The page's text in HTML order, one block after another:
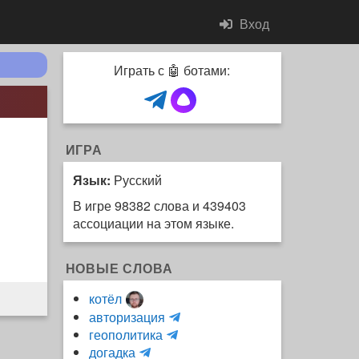
Вход
Играть с 🤖 ботами:
ИГРА
Язык: Русский
В игре 98382 слова и 439403
ассоциации на этом языке.
НОВЫЕ СЛОВА
котёл
авторизация
и
геополитика
H
догадка
m